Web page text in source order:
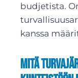
budjetista.
kanssa
Mitä